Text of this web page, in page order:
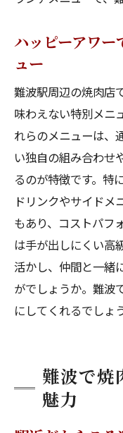
ハッピーアワー
ュー
難波駅周辺の焼肉店
味わえない特別メニ
れらのメニューは、
い独自の組み合わせ
るのが特徴です。特
ドリンクやサイドメ
もあり、コストパフ
は手が出しにくい高
活かし、仲間と一緒
がでしょうか。難波
にしてくれるでしょう
難波で
魅力